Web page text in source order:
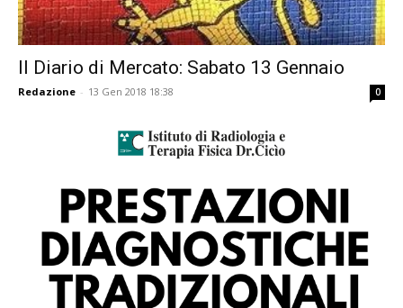
Il Diario di Mercato: Sabato 13 Gennaio
Redazione - 13 Gen 2018 18:38 0